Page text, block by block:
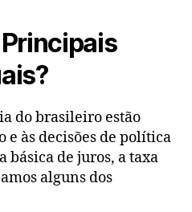
do brasileiro estão
às decisões de política
básica de juros, a taxa
alguns dos